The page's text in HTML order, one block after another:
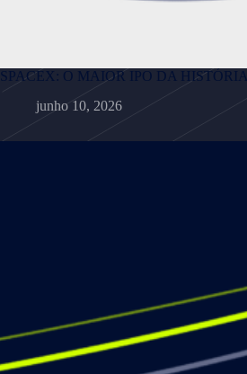
SPACEX: O MAIOR IPO DA HISTÓRIA
junho 10, 2026